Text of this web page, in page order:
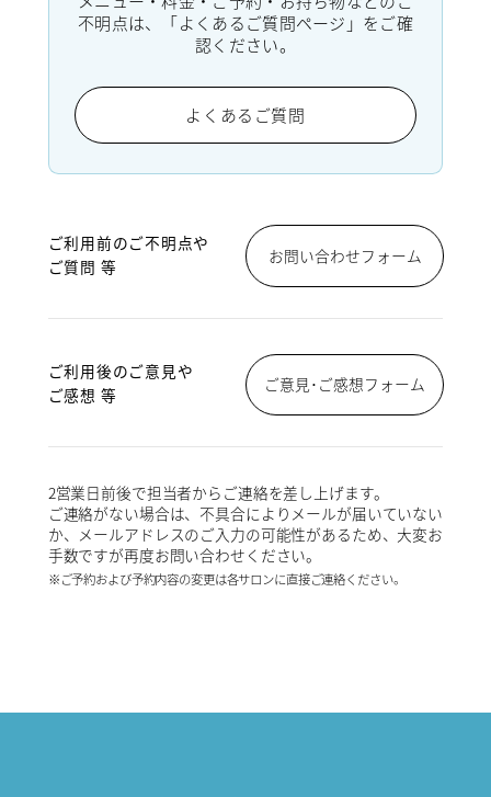
不明点は、「よくあるご質問ページ」をご確
認ください。
よくあるご質問
ご利用前のご不明点や
ご質問 等
お問い合わせフォーム
ご利用後のご意見や
ご感想 等
ご意見･ご感想フォーム
2営業日前後で担当者からご連絡を差し上げます。
ご連絡がない場合は、不具合によりメールが届いていない
か、メールアドレスのご入力の可能性があるため、大変お
手数ですが再度お問い合わせください。
※ご予約および予約内容の変更は各サロンに直接ご連絡ください。